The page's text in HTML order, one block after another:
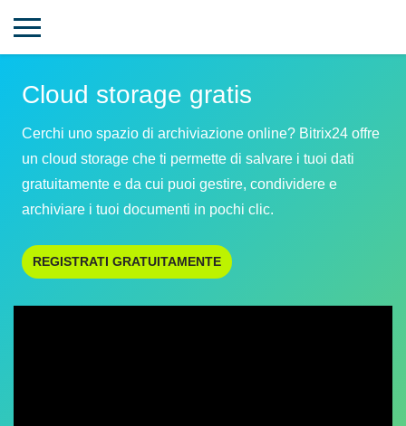
Cloud storage gratis
Cerchi uno spazio di archiviazione online? Bitrix24 offre
un cloud storage che ti permette di salvare i tuoi dati
gratuitamente e da cui puoi gestire, condividere e
archiviare i tuoi documenti in pochi clic.
REGISTRATI GRATUITAMENTE